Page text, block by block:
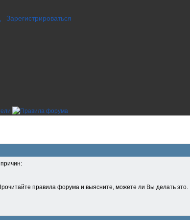
Зарегистрироваться
правила форума и выясните, можете ли Вы делать это.